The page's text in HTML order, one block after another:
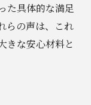
た具体的な満足
らの声は、これ
きな安心材料と